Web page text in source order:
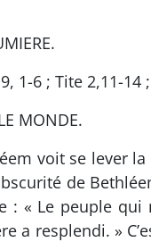
1-6 ; Tite 2,11-14
MONDE.
voit se lever
de
: « Le peuple
a resplendi. »